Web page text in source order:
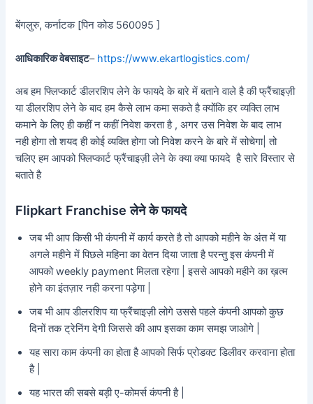
बेंगलुरु, कर्नाटक [पिन कोड 560095 ]
आधिकारिक वेबसाइट– https://www.ekartlogistics.com/
अब हम फ्लिप्कार्ट डीलरशिप लेने के फायदे के बारे में बताने वाले है की फ्रैंचाइज़ी
या डीलरशिप लेने के बाद हम कैसे लाभ कमा सकते है क्योंकि हर व्यक्ति लाभ
कमाने के लिए ही कहीं न कहीं निवेश करता है , अगर उस निवेश के बाद लाभ
नही होगा तो शयद ही कोई व्यक्ति होगा जो निवेश करने के बारे में सोचेगा| तो
चलिए हम आपको फ्लिप्कार्ट फ्रैंचाइज़ी लेने के क्या क्या फायदे है सारे विस्तार से
बताते है
Flipkart Franchise लेने के फायदे
जब भी आप किसी भी कंपनी में कार्य करते है तो आपको महीने के अंत में या
अगले महीने में पिछले महिना का वेतन दिया जाता है परन्तु इस कंपनी में
आपको weekly payment मिलता रहेगा | इससे आपको महीने का ख़त्म
होने का इंतज़ार नही करना पड़ेगा |
जब भी आप डीलरशिप या फ्रैंचाइज़ी लोगे उससे पहले कंपनी आपको कुछ
दिनों तक ट्रेनिंग देगी जिससे की आप इसका काम समझ जाओगे |
यह सारा काम कंपनी का होता है आपको सिर्फ प्रोडक्ट डिलीवर करवाना होता
है |
यह भारत की सबसे बड़ी ए-कोमर्स कंपनी है |